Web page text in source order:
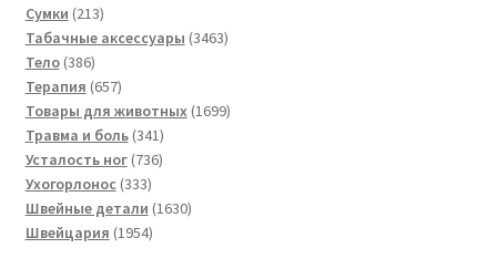
товаров
Сумки 213213
товаров
Табачные аксессуары 34633463
Тело 386386
товаров
Терапия 657657
товаров
Товары для животных 16991699
Травма и боль 341341
товар
Усталость ног 736736
Ухогорлонос 333333
товара
Швейные детали 16301630
Швейцария 19541954